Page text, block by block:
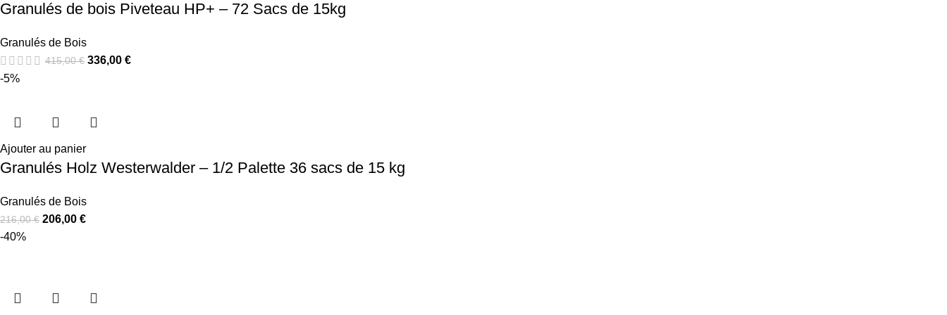
Granulés de bois Piveteau HP+ – 72 Sacs de 15kg
Granulés de Bois
415,00€ 336,00 €
-5%
Ajouter au panier
Granulés Holz Westerwalder – 1/2 Palette 36 sacs de 15 kg
Granulés de Bois
216,00€ 206,00 €
-40%